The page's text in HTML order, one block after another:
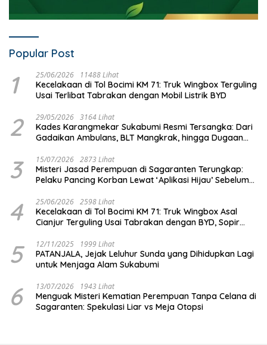
Popular Post
1 25/06/2026 11488 Lihat
Kecelakaan di Tol Bocimi KM 71: Truk Wingbox Terguling
Usai Terlibat Tabrakan dengan Mobil Listrik BYD
2 29/05/2026 3164 Lihat
Kades Karangmekar Sukabumi Resmi Tersangka: Dari
Gadaikan Ambulans, BLT Mangkrak, hingga Dugaan
3 15/07/2026 2873 Lihat
Misteri Jasad Perempuan di Sagaranten Terungkap:
Pelaku Pancing Korban Lewat ‘Aplikasi Hijau’ Sebelum
4 25/06/2026 2598 Lihat
Kecelakaan di Tol Bocimi KM 71: Truk Wingbox Asal
Cianjur Terguling Usai Tabrakan dengan BYD, Sopir
5 12/11/2025 1999 Lihat
PATANJALA, Jejak Leluhur Sunda yang Dihidupkan Lagi
untuk Menjaga Alam Sukabumi
6 13/07/2026 1943 Lihat
Menguak Misteri Kematian Perempuan Tanpa Celana di
Sagaranten: Spekulasi Liar vs Meja Otopsi